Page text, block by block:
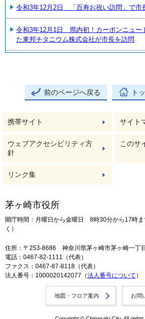
令和3年12月2日 「百寿お祝い訪問」で市
令和3年12月1日 県内初！カーボンニュー
た東邦チタニウム株式会社が市長を訪問
前のページへ戻る ト
携帯サイト サイト
ウェブアクセシビリティ方
針
このサ
リンク集
茅ヶ崎市役所
開庁時間：月曜日から金曜日 8時30分から17時
く）
住所：〒253-8686 神奈川県茅ヶ崎市茅ヶ崎一丁
電話：0467-82-1111（代表）
ファクス：0467-87-8118（代表）
法人番号：1000020142077（法人番号について ）
地図・フロア案内 お問